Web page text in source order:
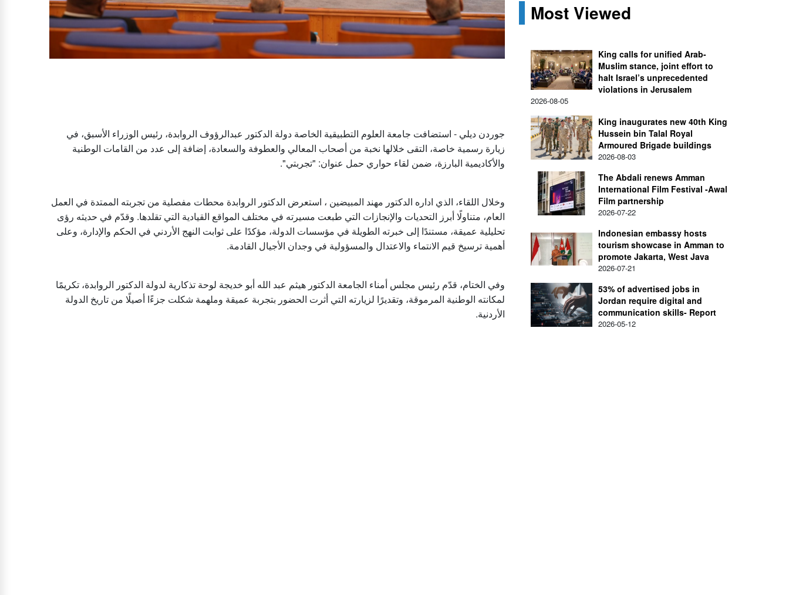
جوردن ديلي - استضافت جامعة العلوم التطبيقية الخاصة دولة الدكتور عبدالرؤوف الروابدة، رئيس الوزراء الأسبق، في
زيارة رسمية خاصة، التقى خلالها نخبة من أصحاب المعالي والعطوفة والسعادة، إضافة إلى عدد من القامات الوطنية
والأكاديمية البارزة، ضمن لقاء حواري حمل عنوان: "تجربتي".
وخلال اللقاء، الذي اداره الدكتور مهند المبيضين ، استعرض الدكتور الروابدة محطات مفصلية من تجربته الممتدة في العمل
العام، متناولًا أبرز التحديات والإنجازات التي طبعت مسيرته في مختلف المواقع القيادية التي تقلدها. وقدّم في حديثه رؤى
تحليلية عميقة، مستندًا إلى خبرته الطويلة في مؤسسات الدولة، مؤكدًا على ثوابت النهج الأردني في الحكم والإدارة، وعلى
أهمية ترسيخ قيم الانتماء والاعتدال والمسؤولية في وجدان الأجيال القادمة.
وفي الختام، قدّم رئيس مجلس أمناء الجامعة الدكتور هيثم عبد الله أبو خديجة لوحة تذكارية لدولة الدكتور الروابدة، تكريمًا
لمكانته الوطنية المرموقة، وتقديرًا لزيارته التي أثرت الحضور بتجربة عميقة وملهمة شكلت جزءًا أصيلًا من تاريخ الدولة
الأردنية.
Most Viewed
King calls for unified Arab-
Muslim stance, joint effort to
halt Israel’s unprecedented
violations in Jerusalem
2026-08-05
King inaugurates new 40th King
Hussein bin Talal Royal
Armoured Brigade buildings
2026-08-03
The Abdali renews Amman
International Film Festival -Awal
Film partnership
2026-07-22
Indonesian embassy hosts
tourism showcase in Amman to
promote Jakarta, West Java
2026-07-21
53% of advertised jobs in
Jordan require digital and
communication skills- Report
2026-05-12